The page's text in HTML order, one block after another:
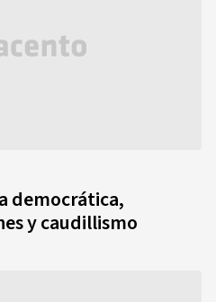
democrática,
y caudillismo